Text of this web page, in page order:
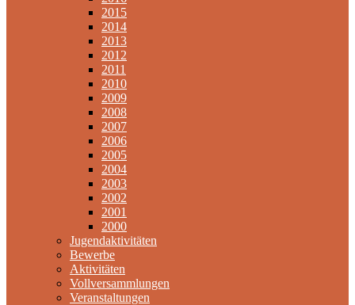
2015
2014
2013
2012
2011
2010
2009
2008
2007
2006
2005
2004
2003
2002
2001
2000
Jugendaktivitäten
Bewerbe
Aktivitäten
Vollversammlungen
Veranstaltungen